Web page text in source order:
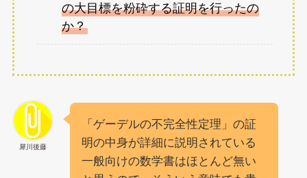
の大目標を粉砕する証明を行ったの
か？
犀川後藤
「ゲーデルの不完全性定理」の証
明の中身が詳細に説明されている
一般向けの数学書はほとんど無い